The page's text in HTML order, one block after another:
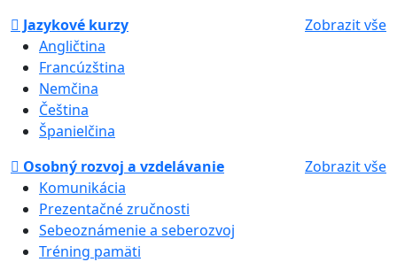
Jazykové kurzy
Zobrazit vše
Angličtina
Francúzština
Nemčina
Čeština
Španielčina
Osobný rozvoj a vzdelávanie
Zobrazit vše
Komunikácia
Prezentačné zručnosti
Sebeoznámenie a seberozvoj
Tréning pamäti